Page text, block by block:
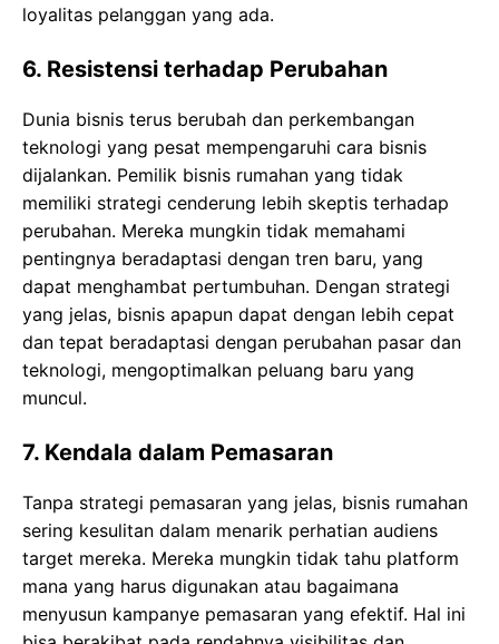
loyalitas pelanggan yang ada.
6. Resistensi terhadap Perubahan
Dunia bisnis terus berubah dan perkembangan
teknologi yang pesat mempengaruhi cara bisnis
dijalankan. Pemilik bisnis rumahan yang tidak
memiliki strategi cenderung lebih skeptis terhadap
perubahan. Mereka mungkin tidak memahami
pentingnya beradaptasi dengan tren baru, yang
dapat menghambat pertumbuhan. Dengan strategi
yang jelas, bisnis apapun dapat dengan lebih cepat
dan tepat beradaptasi dengan perubahan pasar dan
teknologi, mengoptimalkan peluang baru yang
muncul.
7. Kendala dalam Pemasaran
Tanpa strategi pemasaran yang jelas, bisnis rumahan
sering kesulitan dalam menarik perhatian audiens
target mereka. Mereka mungkin tidak tahu platform
mana yang harus digunakan atau bagaimana
menyusun kampanye pemasaran yang efektif. Hal ini